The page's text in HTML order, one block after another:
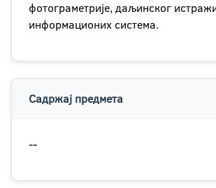
фотограметрије, даљинског
информационих система.
Садржај предмета
--